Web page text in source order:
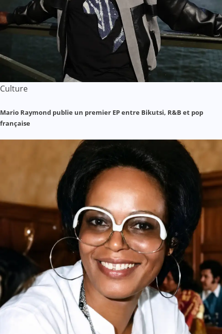
Culture
Mario Raymond publie un premier EP entre Bikutsi, R&B et pop
française